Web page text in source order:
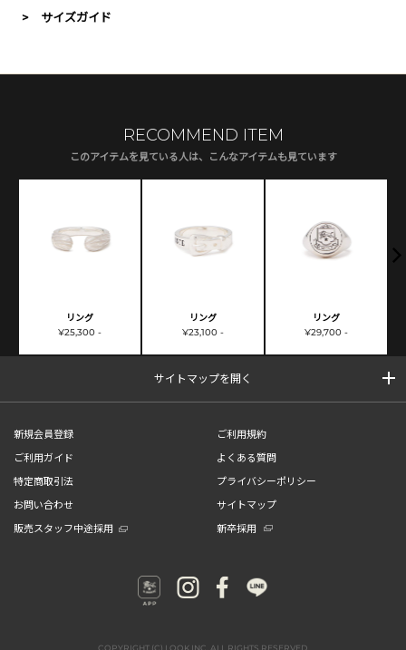
> サイズガイド
RECOMMEND ITEM
このアイテムを見ている人は、こんなアイテムも見ています
リング
¥25,300 -
リング
¥23,100 -
リング
¥29,700 -
サイトマップを開く
新規会員登録
ご利用規約
ご利用ガイド
よくある質問
特定商取引法
プライバシーポリシー
お問い合わせ
サイトマップ
販売スタッフ中途採用
新卒採用
COPYRIGHT (C) LOOK INC. ALL RIGHTS RESERVED.